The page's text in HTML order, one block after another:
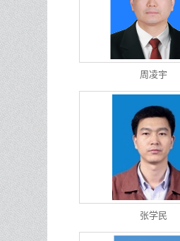
周凌宇
张学民